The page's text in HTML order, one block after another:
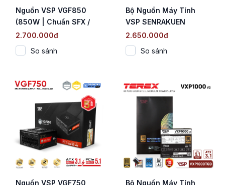
Nguồn VSP VGF850
(850W | Chuẩn SFX /
Cybenetics Platinum |
Fully Modular | ATX 3.1
& PCIe 5.1)
2.700.000đ
So sánh
Bộ Nguồn Máy Tính
VSP SENRAKUEN
VXP850TGD (850W /
80 Plus Gold / Full
Modular / ATX 3.1 / PCIe
2.650.000đ
So sánh
Nguồn VSP VGF750
Bộ Nguồn Máy Tính